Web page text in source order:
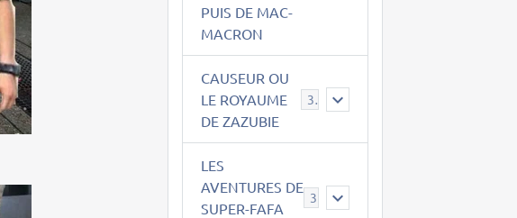
PUIS DE MAC-
MACRON
CAUSEUR OU
LE ROYAUME
DE ZAZUBIE
38
LES
AVENTURES DE
SUPER-FAFA